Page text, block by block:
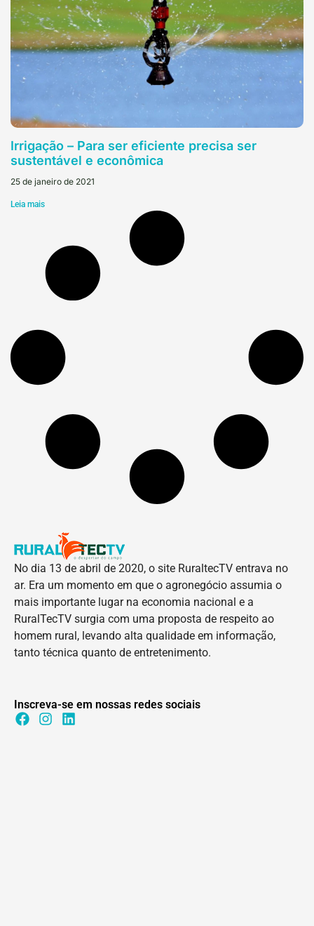
Irrigação – Para ser eficiente precisa ser
sustentável e econômica
25 de janeiro de 2021
Leia mais
No dia 13 de abril de 2020, o site RuraltecTV entrava no
ar. Era um momento em que o agronegócio assumia o
mais importante lugar na economia nacional e a
RuralTecTV surgia com uma proposta de respeito ao
homem rural, levando alta qualidade em informação,
tanto técnica quanto de entretenimento.
Inscreva-se em nossas redes sociais